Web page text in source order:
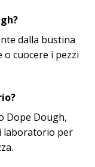
dalla bustina
cuocere i pezzi
Dope Dough,
laboratorio per